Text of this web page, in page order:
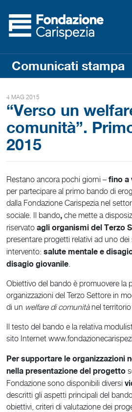
Comunicati stampa
4 MAG 2015
“Verso un
comunità”.
2015
Restano ancora pochi giorni –fino a
per partecipare al primo bando di
dalla Fondazione Carispezia nel
sociale. Il bando,che mette a
riservatoagli organismi del Terzo
presentare progetti relativi ad uno
intervento:salute mentale e
disagio giovanile.
Obiettivo del bando è promuovere la
organizzazioni del Terzo Settore in
di un welfare di comunitànel territorio
Il testo del bando e la relativa
sito Internet
Per supportare le organizzazioni
nella presentazione del progetto
Fondazione sono disponibili diversi
descritti gli aspetti principali del
obiettivi, criteri di valutazione dei